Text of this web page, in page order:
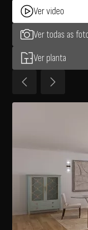
Ver video
Ver todas as
Ver planta